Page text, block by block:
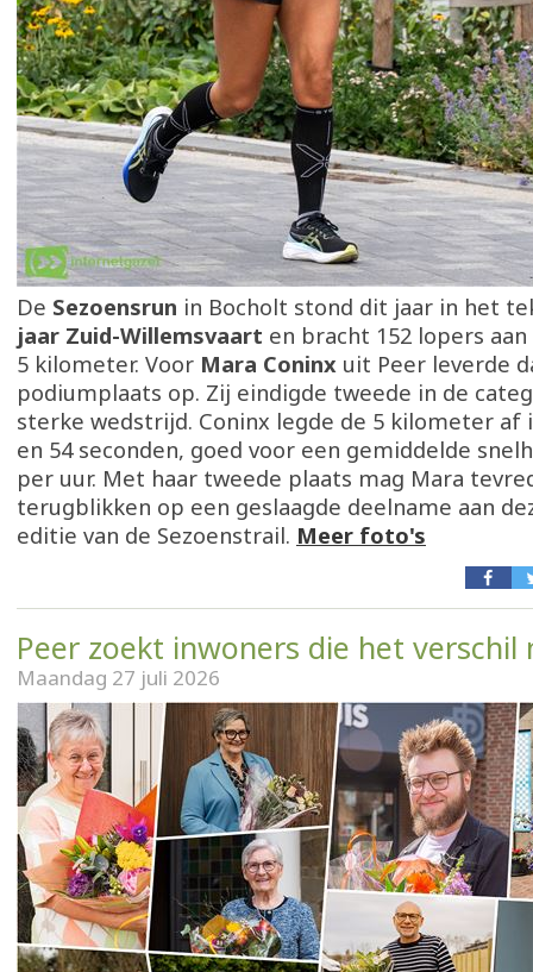
De Sezoensrun in Bocholt stond dit jaar in het
jaar Zuid-Willemsvaart en bracht 152 lopers
5 kilometer. Voor Mara Coninx uit Peer leverde
podiumplaats op. Zij eindigde tweede in de
sterke wedstrijd. Coninx legde de 5 kilometer af
en 54 seconden, goed voor een gemiddelde
per uur. Met haar tweede plaats mag Mara
terugblikken op een geslaagde deelname aan
editie van de Sezoenstrail. Meer foto's
Peer zoekt inwoners die het verschil
Maandag 27 juli 2026